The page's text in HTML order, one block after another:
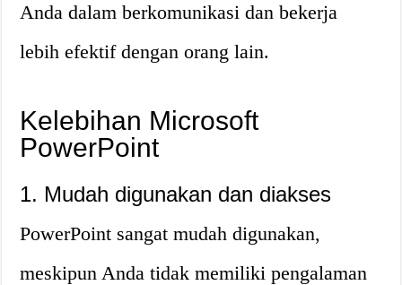
Anda dalam berkomunikasi dan bekerja
lebih efektif dengan orang lain.
Kelebihan Microsoft
PowerPoint
1. Mudah digunakan dan diakses
PowerPoint sangat mudah digunakan,
meskipun Anda tidak memiliki pengalaman